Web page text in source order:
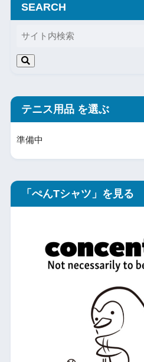
SEARCH
テニス用品 を選ぶ
準備中
「ぺんTシャツ」を見る